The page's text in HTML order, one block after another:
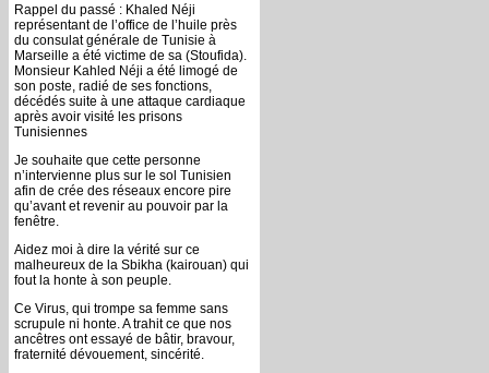
Rappel du passé : Khaled Néji
représentant de l’office de l’huile près
du consulat générale de Tunisie à
Marseille a été victime de sa (Stoufida).
Monsieur Kahled Néji a été limogé de
son poste, radié de ses fonctions,
décédés suite à une attaque cardiaque
après avoir visité les prisons
Tunisiennes
Je souhaite que cette personne
n’intervienne plus sur le sol Tunisien
afin de crée des réseaux encore pire
qu’avant et revenir au pouvoir par la
fenêtre.
Aidez moi à dire la vérité sur ce
malheureux de la Sbikha (kairouan) qui
fout la honte à son peuple.
Ce Virus, qui trompe sa femme sans
scrupule ni honte. A trahit ce que nos
ancêtres ont essayé de bâtir, bravour,
fraternité dévouement, sincérité.